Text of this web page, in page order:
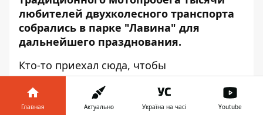
любителей двухколесного транспорта
собрались в парке "Лавина" для
дальнейшего празднования.
Кто-то приехал сюда, чтобы
продемонстрировать мощь и стать своего
мотоцикла, а кто-то — чтобы как следует
выпить и уснуть на природе. Об этом
Главная Актуально Україна на часі Youtube